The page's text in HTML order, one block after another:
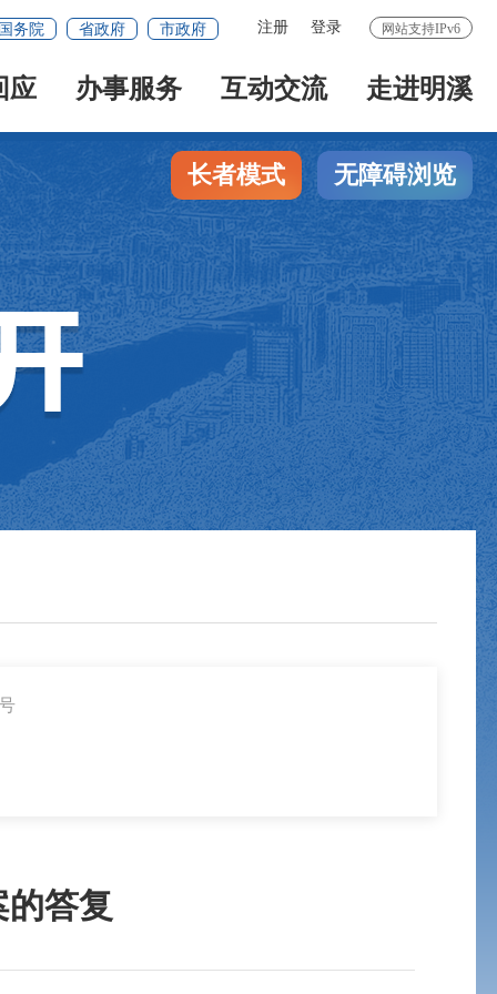
网站支持IPv6
注册 登录
务院 省政府 市政府
应 办事服务 互动交流 走进明溪
长者模式 无障碍浏览
答复